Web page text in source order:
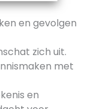
en gevolgen
zich uit.
met
en